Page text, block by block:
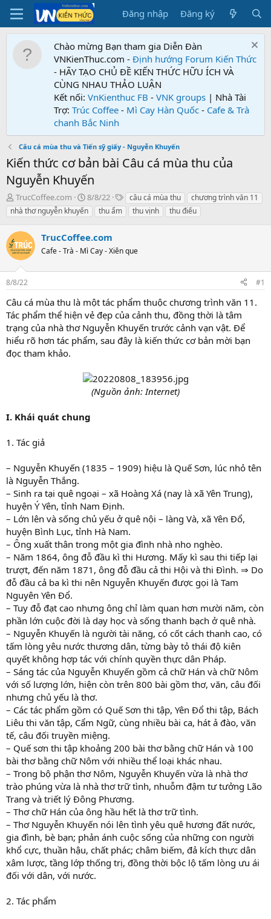
Đăng nhập Đăng ký
Chào mừng Bạn tham gia Diễn Đàn
VNKienThuc.com - Định hướng Forum Kiến Thức
- HÃY TẠO CHỦ ĐỀ KIẾN THỨC HỮU ÍCH VÀ
CÙNG NHAU THẢO LUẬN
Kết nối: VnKienthuc FB - VNK groups | Nhà Tài
Trợ: Trúc Coffee - Mì Cay Hàn Quốc - Cafe & Trà
chanh Bắc Ninh
Câu cá mùa thu và Tiến sỹ giấy - Nguyễn Khuyến
Kiến thức cơ bản bài Câu cá mùa thu của
Nguyễn Khuyến
T
h
r
e
a
d
s
t
a
t
e
r
TrucCoffee.com
N
g
à
g
ử
8/8/22
T
ừ
k
a
câu cá mùa thu
chương trình văn 11
nhà thơ nguyễn khuyến
thu ẩm thu vịnh thu điếu
TrucCoffee.com
Cafe - Trà - Mì Cay - Xiên que
8/8/22 #1
Câu cá mùa thu là một tác phẩm thuộc chương trình văn 11.
Tác phẩm thể hiện vẻ đẹp của cảnh thu, đồng thời là tâm
trạng của nhà thơ Nguyễn Khuyến trước cảnh vạn vật. Để
hiểu rõ hơn tác phẩm, sau đây là kiến thức cơ bản mời bạn
đọc tham khảo.
(Nguồn ảnh: Internet)
I. Khái quát chung
1. Tác giả
– Nguyễn Khuyến (1835 – 1909) hiệu là Quế Sơn, lúc nhỏ tên
là Nguyễn Thắng.
– Sinh ra tại quê ngoại – xã Hoàng Xá (nay là xã Yên Trung),
huyện Ý Yên, tỉnh Nam Định.
– Lớn lên và sống chủ yếu ở quê nội – làng Và, xã Yên Đổ,
huyện Bình Lục, tỉnh Hà Nam.
– Ông xuất thân trong một gia đình nhà nho nghèo.
– Năm 1864, ông đỗ đầu kì thi Hương. Mấy kì sau thi tiếp lại
trượt, đến năm 1871, ông đỗ đầu cả thi Hội và thi Đình. ⇒ Do
đỗ đầu cả ba kì thi nên Nguyễn Khuyến được gọi là Tam
Nguyên Yên Đổ.
– Tuy đỗ đạt cao nhưng ông chỉ làm quan hơn mười năm, còn
phần lớn cuộc đời là dạy học và sống thanh bạch ở quê nhà.
– Nguyễn Khuyến là người tài năng, có cốt cách thanh cao, có
tấm lòng yêu nước thương dân, từng bày tỏ thái độ kiên
quyết không hợp tác với chính quyền thực dân Pháp.
– Sáng tác của Nguyễn Khuyến gồm cả chữ Hán và chữ Nôm
với số lượng lớn, hiện còn trên 800 bài gồm thơ, văn, câu đối
nhưng chủ yếu là thơ.
– Các tác phẩm gồm có Quế Sơn thi tập, Yên Đổ thi tập, Bách
Liêu thi văn tập, Cẩm Ngữ, cùng nhiều bài ca, hát ả đào, văn
tế, câu đối truyền miệng.
– Quế sơn thi tập khoảng 200 bài thơ bằng chữ Hán và 100
bài thơ bằng chữ Nôm với nhiều thể loại khác nhau.
– Trong bộ phận thơ Nôm, Nguyễn Khuyến vừa là nhà thơ
trào phúng vừa là nhà thơ trữ tình, nhuỗm đậm tư tưởng Lão
Trang và triết lý Đông Phương.
– Thơ chữ Hán của ông hầu hết là thơ trữ tình.
– Thơ Nguyễn Khuyến nói lên tình yêu quê hương đất nước,
gia đình, bè bạn; phản ánh cuộc sống của những con người
khổ cực, thuần hậu, chất phác; châm biếm, đả kích thực dân
xâm lược, tầng lớp thống trị, đồng thời bộc lộ tấm lòng ưu ái
đối với dân, với nước.
2. Tác phẩm